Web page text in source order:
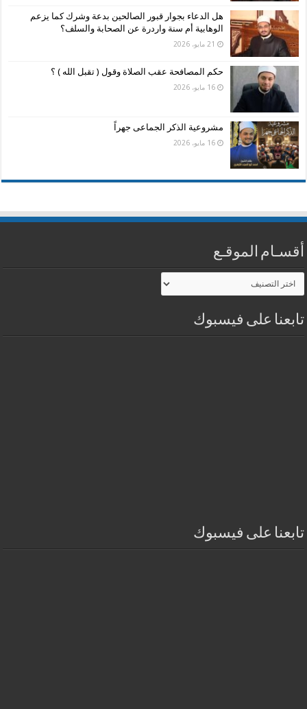
هل الدعاء بجوار قبور الصالحين بدعة وشرك كما يزعم
الوهابية أم سنة واردرة عن الصحابة والسلف؟
21 مايو، 2026
حكم المصافحة عقب الصلاة وقول ( تقبل الله ) ؟
16 مايو، 2026
مشروعية الذكر الجماعى جهراً
16 مايو، 2026
أقسـام الموقـع
أقسـام
الموقـع
تابعنا على فيسبوك
تابعنا على فيسبوك